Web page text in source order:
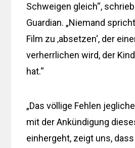
Schweigen gleich“,
Guardian. „Niemand
Film zu ‚absetzen‘, der
verherrlichen wird, der
hat.“
„Das völlige Fehlen
mit der Ankündigung
einhergeht, zeigt uns,